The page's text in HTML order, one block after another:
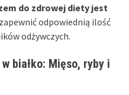
do zdrowej diety jest
odpowiednią ilość
odżywczych.
białko: Mięso, ryby i